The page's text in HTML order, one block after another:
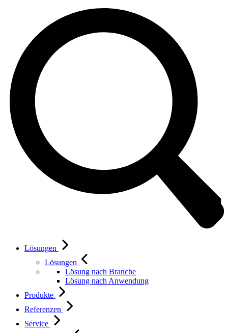
Lösungen
Lösungen
Lösung nach Branche
Lösung nach Anwendung
Produkte
Referenzen
Service